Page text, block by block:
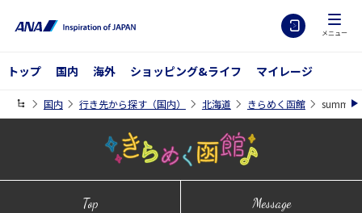
メニュー
トップ 国内 海外 ショッピング&ライフ マイレージ
国内 行き先から探す（国内） 北海道 きらめく函館 summer
Top Message